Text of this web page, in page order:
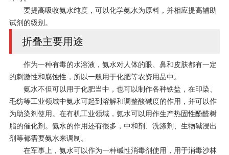
要提高吸收氨水纯度，可以化学氨水为原料，并相应提高辅助
试剂的级别。
折叠主要用途
作为一种有毒的水溶液，氨水对人体的眼、鼻和皮肤都有一定
的刺激性和腐蚀性，所以一般用于化肥等农资用品中。
氨水不但可以用于化肥当中，也可以制作各种铁盐，在印染、
毛纺等工业领域中氨水可起到溶解和调整酸碱度的作用，并可以作
为助染剂使用。在有机工业领域，氨水可以用作生产热固性酚醛树
脂的催化剂。氨水的作用还有很多，中和剂、洗涤剂、生物碱浸出
剂等都需要氨水来调制。
在军事上，氨水可以作为一种碱性消毒剂使用，用于消毒沙林